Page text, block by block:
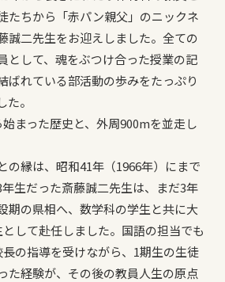
たちから「赤パン親父」のニックネ
誠二先生をお迎えしました。全ての
として、魂をぶつけ合った授業の記
ばれている部活動の歩みをたっぷり
。
まった歴史と、外周900mを並走し
の縁は、昭和41年（1966年）にまで
生だった斎藤誠二先生は、まだ3年
期の県相へ、数学科の学生と共に大
して赴任しました。国語の担当でも
の指導を受けながら、1期生の生徒
た経験が、その後の教員人生の原点